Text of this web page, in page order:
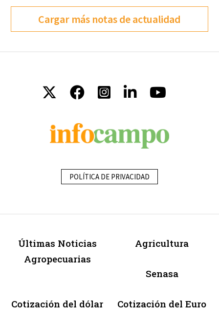
Cargar más notas de actualidad
POLÍTICA DE PRIVACIDAD
Últimas Noticias
Agropecuarias
Agricultura
Senasa
Cotización del dólar Cotización del Euro